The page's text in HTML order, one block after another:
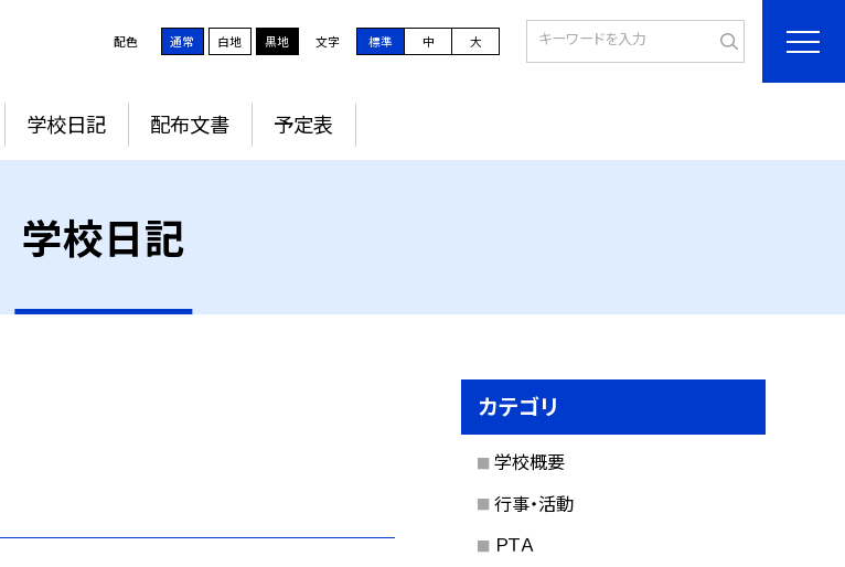
配色 通常 白地 黒地 文字 標準 中 大
学校日記 配布文書 予定表
学校日記
カテゴリ
学校概要
行事・活動
ＰＴＡ